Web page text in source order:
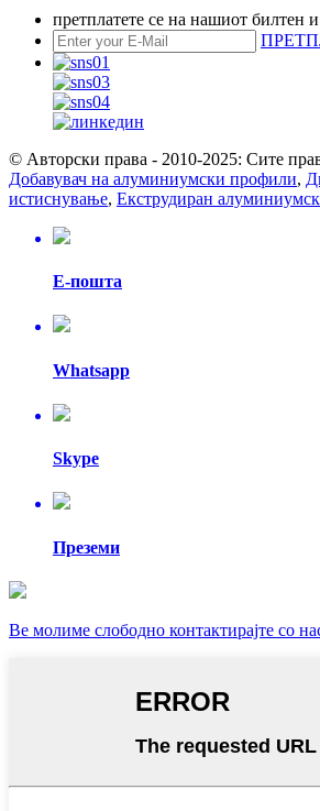
претплатете се на нашиот билтен
© Авторски права - 2010-2025: Сите
Добавувач на алуминиумски профили,
истиснување, Екструдиран
Е-пошта
Whatsapp
Skype
Преземи
Ве молиме слободно контактирајте со